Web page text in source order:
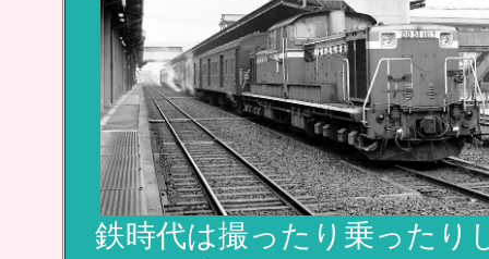
鉄時代は撮ったり乗ったり